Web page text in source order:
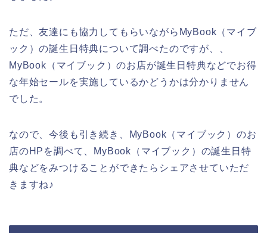
ただ、友達にも協力してもらいながらMyBook（マイブ
ック）の誕生日特典について調べたのですが、、
MyBook（マイブック）のお店が誕生日特典などでお得
な年始セールを実施しているかどうかは分かりません
でした。
なので、今後も引き続き、MyBook（マイブック）のお
店のHPを調べて、MyBook（マイブック）の誕生日特
典などをみつけることができたらシェアさせていただ
きますね♪